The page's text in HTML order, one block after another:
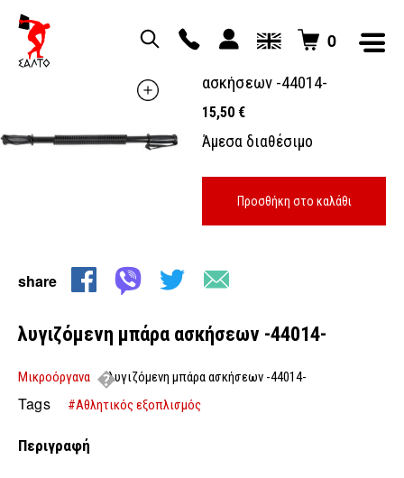
0
ασκήσεων -44014-
15,50 €
Άμεσα διαθέσιμο
Προσθήκη στο καλάθι
share
λυγιζόμενη μπάρα ασκήσεων -44014-
Μικροόργανα λυγιζόμενη μπάρα ασκήσεων -44014-
Tags #Αθλητικός εξοπλισμός
Περιγραφή